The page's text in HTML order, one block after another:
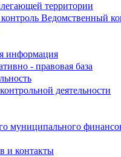
территории
Ведомственный
информация
- правовая база
деятельности
муниципального
и контакты